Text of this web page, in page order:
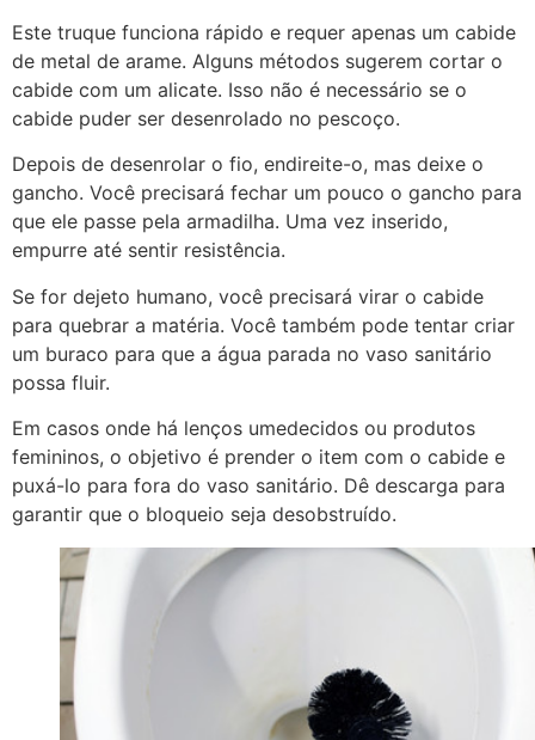
Este truque funciona rápido e requer apenas um cabide
de metal de arame. Alguns métodos sugerem cortar o
cabide com um alicate. Isso não é necessário se o
cabide puder ser desenrolado no pescoço.
Depois de desenrolar o fio, endireite-o, mas deixe o
gancho. Você precisará fechar um pouco o gancho para
que ele passe pela armadilha. Uma vez inserido,
empurre até sentir resistência.
Se for dejeto humano, você precisará virar o cabide
para quebrar a matéria. Você também pode tentar criar
um buraco para que a água parada no vaso sanitário
possa fluir.
Em casos onde há lenços umedecidos ou produtos
femininos, o objetivo é prender o item com o cabide e
puxá-lo para fora do vaso sanitário. Dê descarga para
garantir que o bloqueio seja desobstruído.